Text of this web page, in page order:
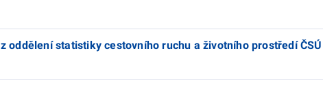
oddělení statistiky cestovního ruchu a životního prostředí ČSÚ